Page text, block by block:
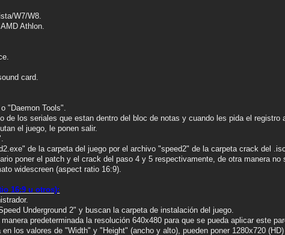
W7/W8.
Athlon.
card.
"Daemon Tools".
de los seriales que estan dentro del bloc de notas y cuando les pida el registro
el juego, le ponen salir.
de la carpeta del juego por el archivo "speed2" de la carpeta crack del
poner el patch y el crack del paso 4 y 5 respectivamente, de otra manera
widescreen (aspect ratio 16:9).
16:9 u otros):
Underground 2" y buscan la carpeta de instalación del juego.
predeterminada la resolución 640x480 para que se pueda aplicar este
los valores de "Width" y "Height" (ancho y alto), pueden poner 1280x720